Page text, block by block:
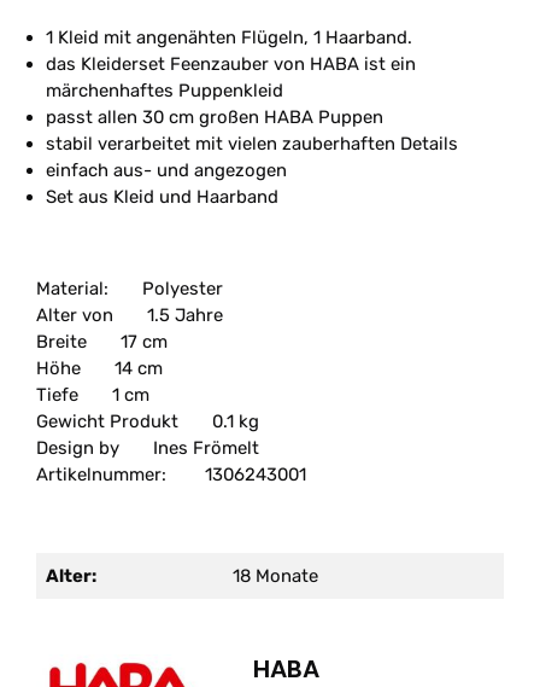
1 Kleid mit angenähten Flügeln, 1 Haarband.
das Kleiderset Feenzauber von HABA ist ein
märchenhaftes Puppenkleid
passt allen 30 cm großen HABA Puppen
stabil verarbeitet mit vielen zauberhaften Details
einfach aus- und angezogen
Set aus Kleid und Haarband
Material:
Polyester
Alter von
1.5 Jahre
Breite
17 cm
Höhe
14 cm
Tiefe
1 cm
Gewicht Produkt
0.1 kg
Design by
Ines Frömelt
Artikelnummer:
1306243001
Alter: 18 Monate
HABA